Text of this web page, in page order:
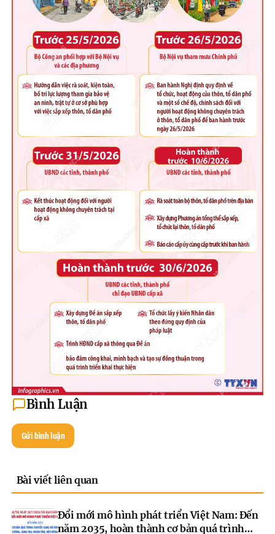
Bình Luận
Gửi bình luận
Bài viết liên quan
Đổi mới mô hình phát triển Việt Nam: Đến
năm 2035, hoàn thành cơ bản quá trình